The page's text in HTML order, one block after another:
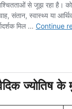
ज्योतिष